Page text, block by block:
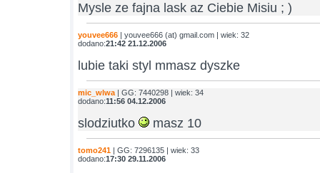
Mysle ze fajna lask az Ciebie Misiu ; )
youvee666 | youvee666 (at) gmail.com | wiek: 32
dodano:21:42 21.12.2006
lubie taki styl mmasz dyszke
mic_wlwa | GG: 7440298 | wiek: 34
dodano:11:56 04.12.2006
slodziutko masz 10
tomo241 | GG: 7296135 | wiek: 33
dodano:17:30 29.11.2006